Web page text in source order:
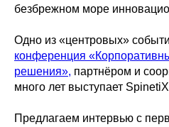
безбрежном море
Одно из «центровых»
конференция
решения», партнёром и
много лет выступает
Предлагаем интервью с